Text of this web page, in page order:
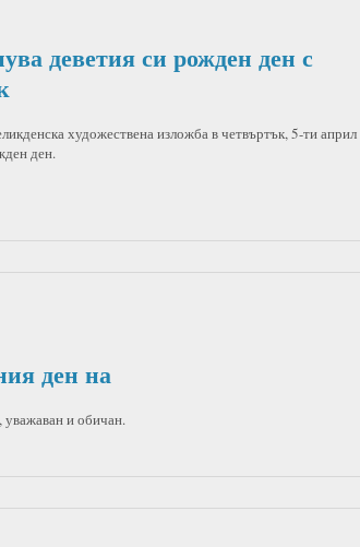
деветия си рожден ден с
художествена изложба в четвъртък, 5-ти април
ден.
ден на
и обичан.